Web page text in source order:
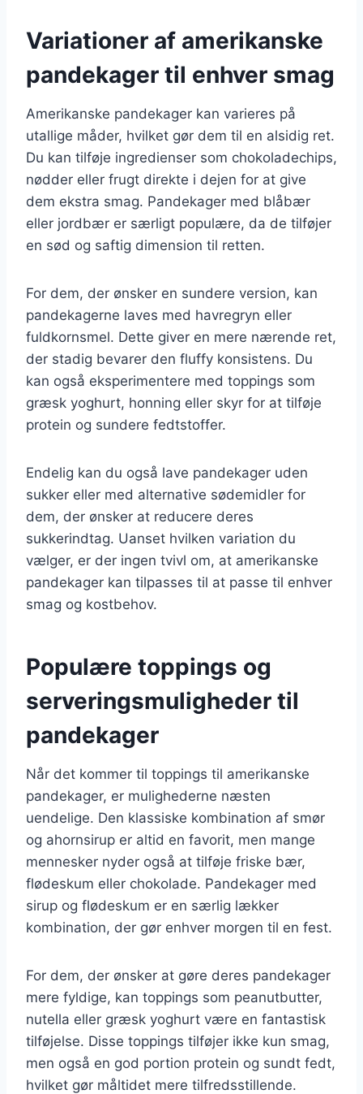
Variationer af amerikanske
pandekager til enhver smag
Amerikanske pandekager kan varieres på
utallige måder, hvilket gør dem til en alsidig ret.
Du kan tilføje ingredienser som chokoladechips,
nødder eller frugt direkte i dejen for at give
dem ekstra smag. Pandekager med blåbær
eller jordbær er særligt populære, da de tilføjer
en sød og saftig dimension til retten.
For dem, der ønsker en sundere version, kan
pandekagerne laves med havregryn eller
fuldkornsmel. Dette giver en mere nærende ret,
der stadig bevarer den fluffy konsistens. Du
kan også eksperimentere med toppings som
græsk yoghurt, honning eller skyr for at tilføje
protein og sundere fedtstoffer.
Endelig kan du også lave pandekager uden
sukker eller med alternative sødemidler for
dem, der ønsker at reducere deres
sukkerindtag. Uanset hvilken variation du
vælger, er der ingen tvivl om, at amerikanske
pandekager kan tilpasses til at passe til enhver
smag og kostbehov.
Populære toppings og
serveringsmuligheder til
pandekager
Når det kommer til toppings til amerikanske
pandekager, er mulighederne næsten
uendelige. Den klassiske kombination af smør
og ahornsirup er altid en favorit, men mange
mennesker nyder også at tilføje friske bær,
flødeskum eller chokolade. Pandekager med
sirup og flødeskum er en særlig lækker
kombination, der gør enhver morgen til en fest.
For dem, der ønsker at gøre deres pandekager
mere fyldige, kan toppings som peanutbutter,
nutella eller græsk yoghurt være en fantastisk
tilføjelse. Disse toppings tilføjer ikke kun smag,
men også en god portion protein og sundt fedt,
hvilket gør måltidet mere tilfredsstillende.